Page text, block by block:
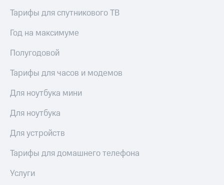
Тарифы для спутникового ТВ
Год на максимуме
Полугодовой
Тарифы для часов и модемов
Для ноутбука мини
Для ноутбука
Для устройств
Тарифы для домашнего телефона
Услуги